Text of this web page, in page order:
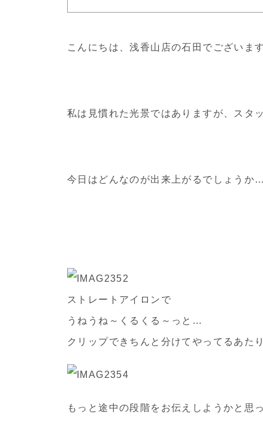
こんにちは、浅香山店の石田でございます
私は見慣れた光景ではありますが、スタ
今日はどんなのが出来上がるでしょうか…
ストレートアイロンで
うねうね～くるくる～っと…
クリップできちんと分けてやってるあた
もっと途中の段階をお伝えしようかと